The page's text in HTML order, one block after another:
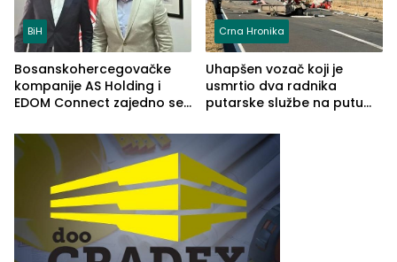
BiH
Bosanskohercegovačke
kompanije AS Holding i
EDOM Connect zajedno se
Crna Hronika
Uhapšen vozač koji je
usmrtio dva radnika
putarske službe na putu
(FOTO)